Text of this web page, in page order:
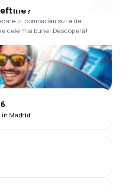
zi comparăm sute de
cele mai bune! Descoperă!
Madrid